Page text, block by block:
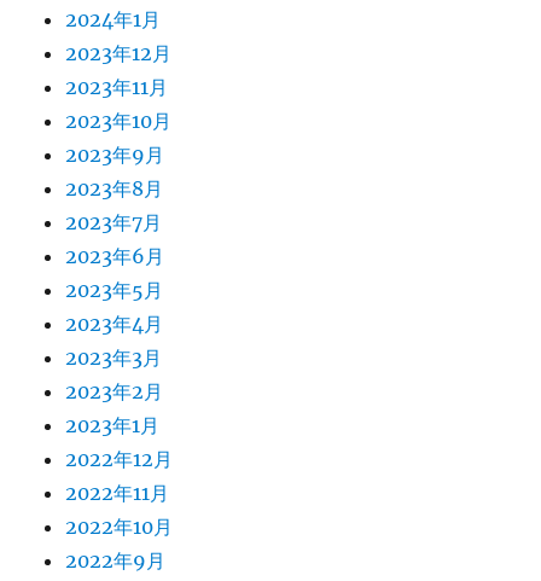
2024年1月
2023年12月
2023年11月
2023年10月
2023年9月
2023年8月
2023年7月
2023年6月
2023年5月
2023年4月
2023年3月
2023年2月
2023年1月
2022年12月
2022年11月
2022年10月
2022年9月